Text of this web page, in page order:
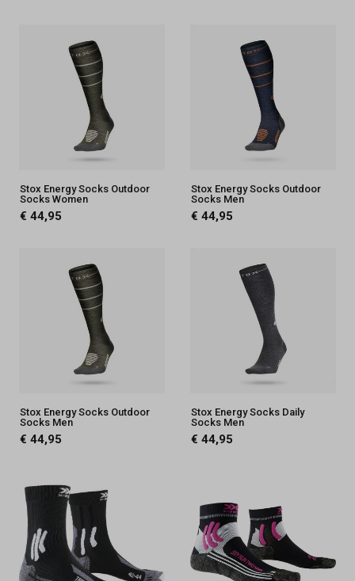
Stox Energy Socks Outdoor
Socks Women
€ 44,95
Stox Energy Socks Outdoor
Socks Men
€ 44,95
Stox Energy Socks Outdoor
Socks Men
€ 44,95
Stox Energy Socks Daily
Socks Men
€ 44,95